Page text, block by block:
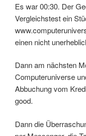
Es war 00:30. Der
Vergleichstest ein
einen nicht
Dann am nächsten
Computeruniverse
Abbuchung vom
good.
Dann die